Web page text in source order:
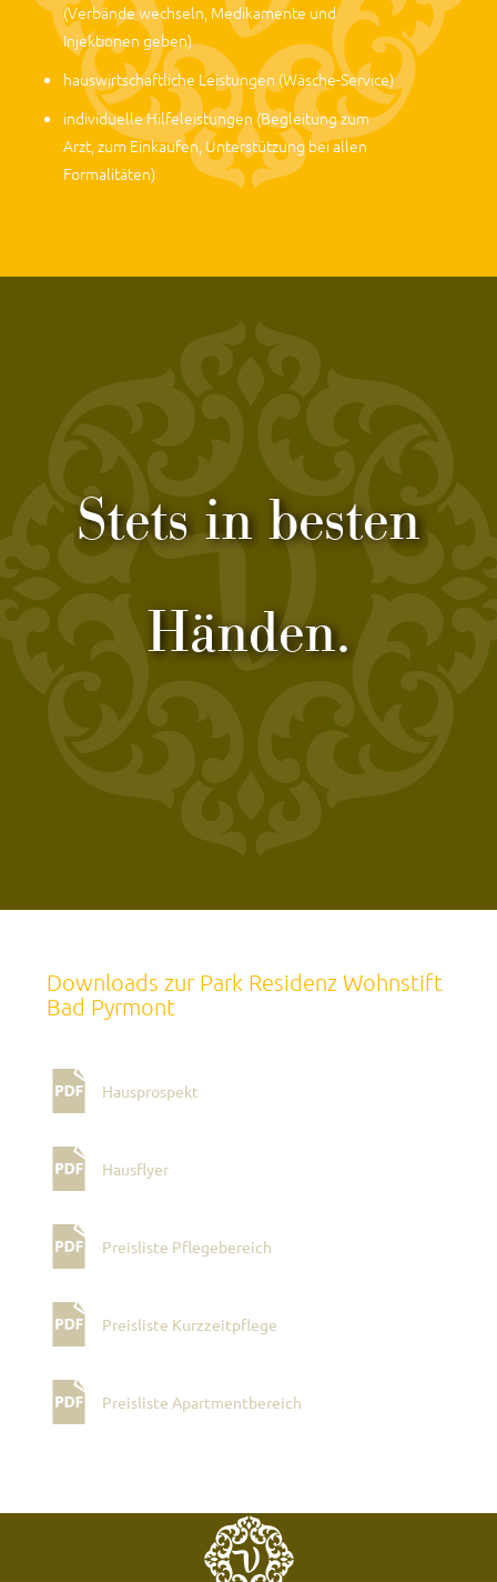
(Verbände wechseln, Medikamente und
Injektionen geben)
hauswirtschaftliche Leistungen (Wäsche-Service)
individuelle Hilfeleistungen (Begleitung zum
Arzt, zum Einkaufen, Unterstützung bei allen
Formalitäten)
Stets in besten
Händen.
Downloads zur Park Residenz Wohnstift
Bad Pyrmont
Hausprospekt
Hausflyer
Preisliste Pflegebereich
Preisliste Kurzzeitpflege
Preisliste Apartmentbereich